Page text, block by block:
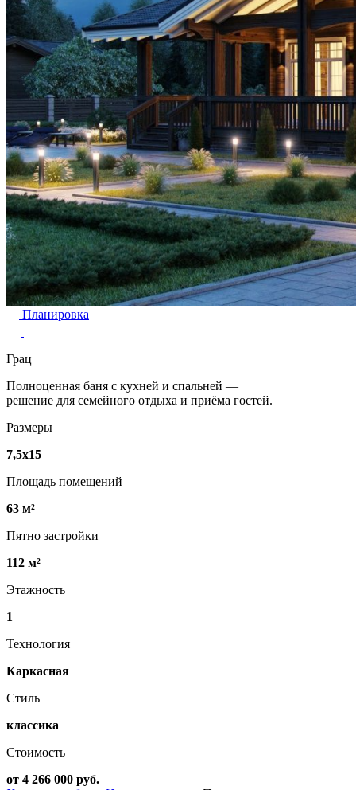
Планировка
Грац
Полноценная баня с кухней и спальней —
решение для семейного отдыха и приёма гостей.
Размеры
7,5х15
Площадь помещений
63 м²
Пятно застройки
112 м²
Этажность
1
Технология
Каркасная
Стиль
классика
Стоимость
от 4 266 000 руб.